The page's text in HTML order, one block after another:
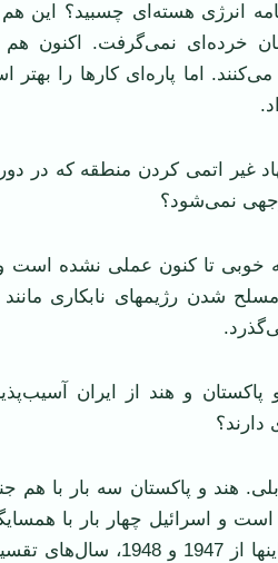
انرژی هسته‌ای چسبيد؟
خرده‌ای نمی‌گرفت. اکنون هم
اما پاره‌ای کارها را بهتر
غير اتمی کردن منطقه که در
نمی‌شود؟
خوبی تا کنون عملی نشده است
شدن رژيمهای نابکاری
و پاکستان و هند از ايران
هند و پاکستان سه بار با هم
است و اسرائيل چهار بار با
جنگيده است، همه اينها از 1947